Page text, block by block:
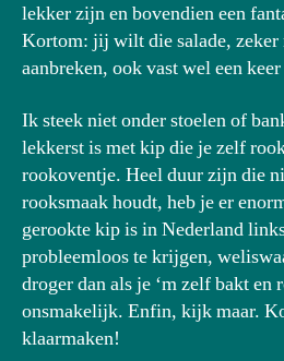
lekker zijn en bovendien een
Kortom: jij wilt die salade, zeker
aanbreken, ook vast wel een
Ik steek niet onder stoelen of
lekkerst is met kip die je zelf
rookoventje. Heel duur zijn die
rooksmaak houdt, heb je er
gerookte kip is in Nederland
probleemloos te krijgen,
droger dan als je ‘m zelf bakt en
onsmakelijk. Enfin, kijk maar.
klaarmaken!